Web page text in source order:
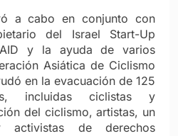
a cabo en conjunto con
del Israel Start-Up
y la ayuda de varios
Asiática de Ciclismo
en la evacuación de 125
incluidas ciclistas y
del ciclismo, artistas, un
activistas de derechos